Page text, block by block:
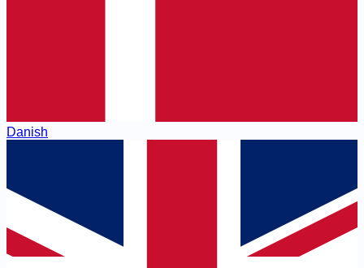
Danish